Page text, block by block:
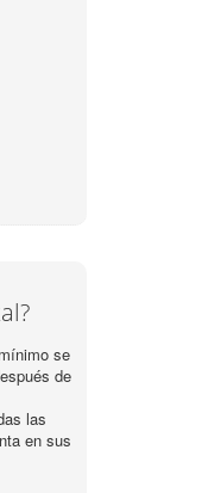
se
de
las
en sus